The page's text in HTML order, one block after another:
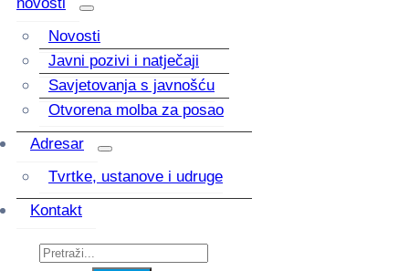
Novosti
Javni pozivi i natječaji
Savjetovanja s javnošću
Otvorena molba za posao
Adresar
Tvrtke, ustanove i udruge
Kontakt